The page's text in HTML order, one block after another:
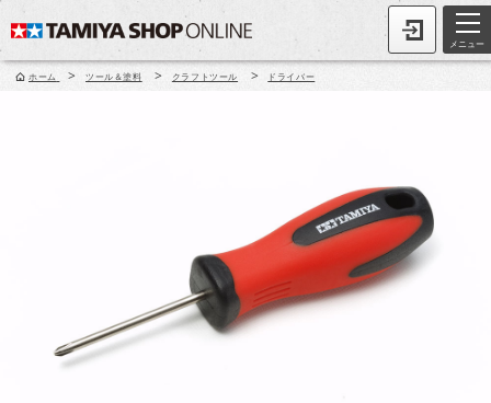
メニュー
ホーム > ツール＆塗料 > クラフトツール > ドライバー